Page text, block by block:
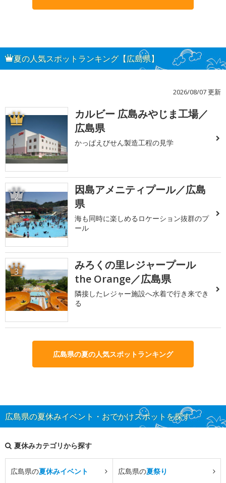
夏の人気スポットランキング【広島県】
2026/08/07 更新
1
カルビー 広島みやじま工場／
広島県
かっぱえびせん製造工程の見学
2
因島アメニティプール／広島
県
海も同時に楽しめるロケーション抜群のプ
ール
3
みろくの里レジャープール
the Orange／広島県
隣接したレジャー施設へ水着で行き来でき
る
広島県の夏の人気スポットランキング
広島県の夏休みイベント・おでかけスポットを探す
夏休みカテゴリから探す
広島県の夏休みイベント 広島県の夏祭り